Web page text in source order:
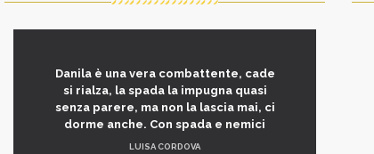
Danila è una vera combattente, cade
si rialza, la spada la impugna quasi
senza parere, ma non la lascia mai, ci
dorme anche. Con spada e nemici
LUISA CORDOVA